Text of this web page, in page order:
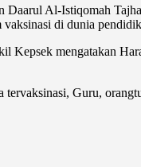
Daarul Al-Istiqomah
vaksinasi di dunia
mengatakan
Guru,